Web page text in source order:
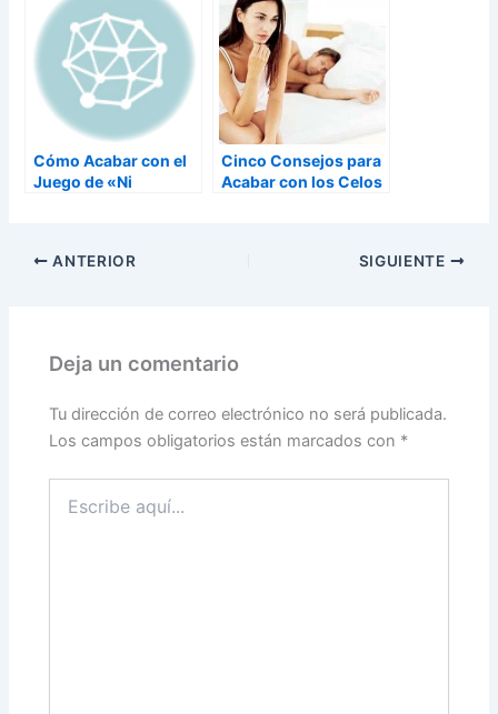
Cómo Acabar con el
Juego de «Ni
Cinco Consejos para
Acabar con los Celos
ANTERIOR SIGUIENTE
Deja un comentario
Tu dirección de correo electrónico no será publicada.
Los campos obligatorios están marcados con *
aquí...